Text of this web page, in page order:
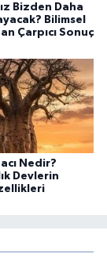
Bizden Daha
Bilimsel
Çarpıcı Sonuç
Nedir?
Devlerin